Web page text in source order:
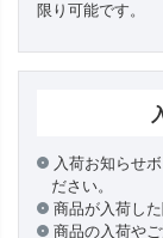
限り可能です。
入荷お知らせ
ださい。
商品が入荷し
商品の入荷や